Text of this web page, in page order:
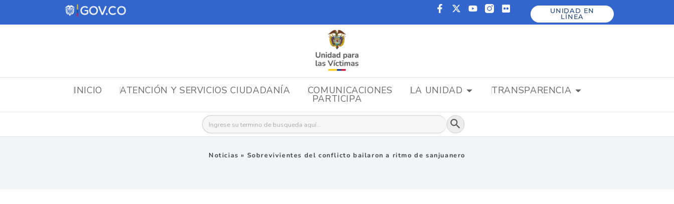
UNIDAD EN
LÍNEA
INICIO ATENCIÓN Y SERVICIOS CIUDADANÍA COMUNICACIONES LA UNIDAD TRANSPARENCIA
PARTICIPA
Buscar: Botón de búsqueda
Noticias » Sobrevivientes del conflicto bailaron a ritmo de sanjuanero